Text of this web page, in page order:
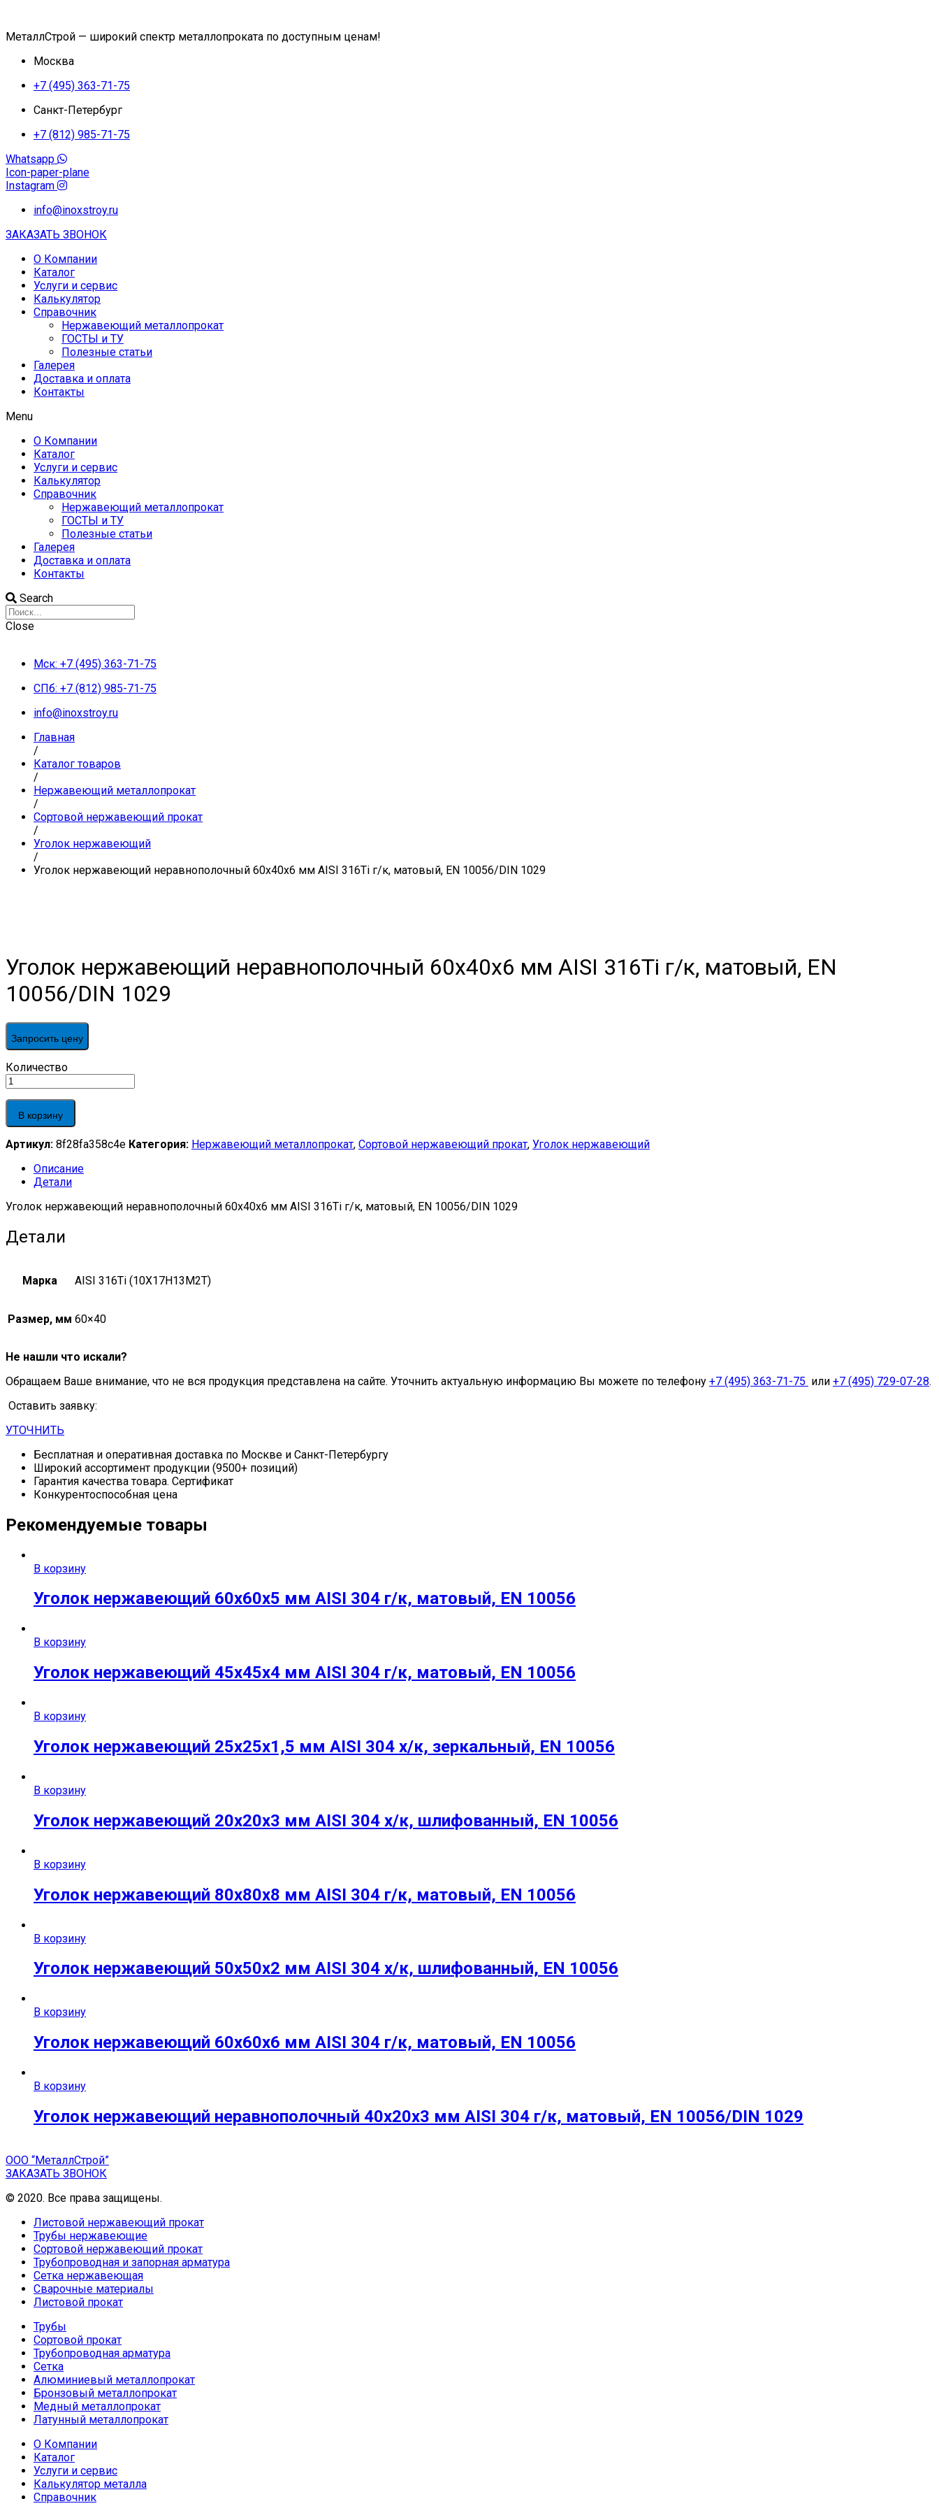
МеталлСтрой — широкий спектр металлопроката по доступным ценам!
Москва
+7 (495) 363-71-75
Санкт-Петербург
+7 (812) 985-71-75
Whatsapp
Icon-paper-plane
Instagram
info@inoxstroy.ru
ЗАКАЗАТЬ ЗВОНОК
О Компании
Каталог
Услуги и сервис
Калькулятор
Справочник
Нержавеющий металлопрокат
ГОСТЫ и ТУ
Полезные статьи
Галерея
Доставка и оплата
Контакты
Menu
О Компании
Каталог
Услуги и сервис
Калькулятор
Справочник
Нержавеющий металлопрокат
ГОСТЫ и ТУ
Полезные статьи
Галерея
Доставка и оплата
Контакты
Search
Close
Мск: +7 (495) 363-71-75
СПб: +7 (812) 985-71-75
info@inoxstroy.ru
Главная
/
Каталог товаров
/
Нержавеющий металлопрокат
/
Сортовой нержавеющий прокат
/
Уголок нержавеющий
/
Уголок нержавеющий неравнополочный 60х40х6 мм AISI 316Ti г/к, матовый, EN 10056/DIN 1029
Уголок нержавеющий неравнополочный 60х40х6 мм AISI 316Ti г/к, матовый, EN
10056/DIN 1029
Запросить цену
Уголок
нержавеющий
неравнополочный
60х40х6
мм
316Ti
матовый,
EN
10056/DIN
quantity
Количество
В корзину
Артикул: 8f28fa358c4e Категория: Нержавеющий металлопрокат, Сортовой нержавеющий прокат, Уголок нержавеющий
Описание
Детали
Уголок нержавеющий неравнополочный 60х40х6 мм AISI 316Ti г/к, матовый, EN 10056/DIN 1029
Детали
Марка AISI 316Ti (10Х17Н13М2Т)
Размер, мм 60×40
Не нашли что искали?
Обращаем Ваше внимание, что не вся продукция представлена на сайте. Уточнить актуальную информацию Вы можете по телефону +7 (495) 363-71-75 или +7 (495) 729-07-28.
Оставить заявку:
УТОЧНИТЬ
Бесплатная и оперативная доставка по Москве и Санкт-Петербургу
Широкий ассортимент продукции (9500+ позиций)
Гарантия качества товара. Сертификат
Конкурентоспособная цена
Рекомендуемые товары
В корзину
Уголок нержавеющий 60х60х5 мм AISI 304 г/к, матовый, EN 10056
В корзину
Уголок нержавеющий 45х45х4 мм AISI 304 г/к, матовый, EN 10056
В корзину
Уголок нержавеющий 25х25х1,5 мм AISI 304 х/к, зеркальный, EN 10056
В корзину
Уголок нержавеющий 20х20х3 мм AISI 304 х/к, шлифованный, EN 10056
В корзину
Уголок нержавеющий 80х80х8 мм AISI 304 г/к, матовый, EN 10056
В корзину
Уголок нержавеющий 50х50х2 мм AISI 304 х/к, шлифованный, EN 10056
В корзину
Уголок нержавеющий 60х60х6 мм AISI 304 г/к, матовый, EN 10056
В корзину
Уголок нержавеющий неравнополочный 40х20х3 мм AISI 304 г/к, матовый, EN 10056/DIN 1029
ООО “МеталлСтрой”
ЗАКАЗАТЬ ЗВОНОК
© 2020. Все права защищены.
Листовой нержавеющий прокат
Трубы нержавеющие
Сортовой нержавеющий прокат
Трубопроводная и запорная арматура
Сетка нержавеющая
Сварочные материалы
Листовой прокат
Трубы
Сортовой прокат
Трубопроводная арматура
Сетка
Алюминиевый металлопрокат
Бронзовый металлопрокат
Медный металлопрокат
Латунный металлопрокат
О Компании
Каталог
Услуги и сервис
Калькулятор металла
Справочник